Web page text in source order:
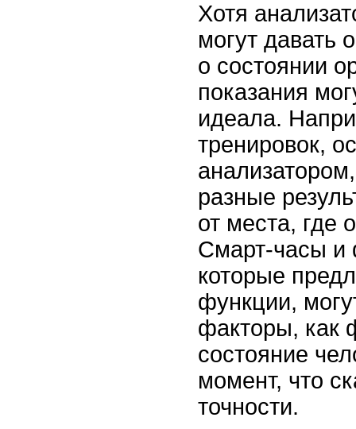
Хотя
могут давать
о состоянии
показания
идеала.
тренировок,
разные
от места, где
Смарт-часы и
которые
функции,
факторы, как
состояние
момент, что
точности.